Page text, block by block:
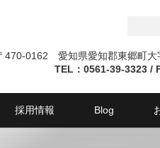
470-0162 愛知県愛知郡東郷町大
TEL：0561-39-3323 /
採用情報 Blog